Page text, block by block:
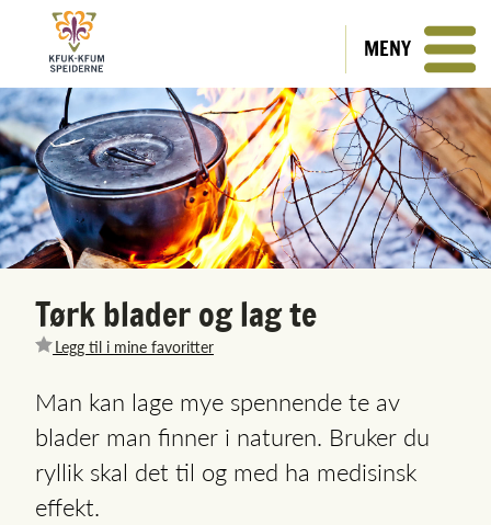
MENY
Tørk blader og lag te
Legg til i mine favoritter
Man kan lage mye spennende te av
blader man finner i naturen. Bruker du
ryllik skal det til og med ha medisinsk
effekt.